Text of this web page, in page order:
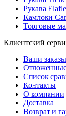
Рукава
Камлоки
Торговые
Клиентский
Ваши заказы
Отложенные
Список
Контакты
О компании
Доставка
Возврат и